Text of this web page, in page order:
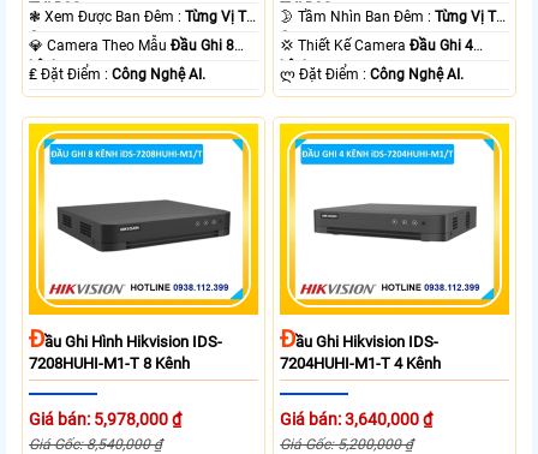
TVI BCS. ❃ Xem Được Ban Đêm :Từng Vị Trí
Camera .
💎 Camera Theo MẫuĐầu Ghi 8
kênh.
️₤ Đặt Điểm :Công Nghệ AI.
TVI BCS. 🌛 Tầm Nhìn Ban Đêm :Từng Vị Trí
Camera .
💢 Thiết Kế CameraĐầu Ghi 4
kênh.
️ლ Đặt Điểm :Công Nghệ AI.
ĐẦu Ghi Hình Hikvision IDS-
7208HUHI-M1-T 8 Kênh
Giá bán: 5,978,000 ₫
Giá Gốc: 8,540,000 ₫
ĐẦu Ghi Hikvision IDS-
7204HUHI-M1-T 4 Kênh
Giá bán: 3,640,000 ₫
Giá Gốc: 5,200,000 ₫